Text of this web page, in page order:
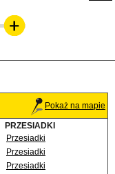
Pokaż na mapie
PRZESIADKI
Przesiadki
Przesiadki
Przesiadki